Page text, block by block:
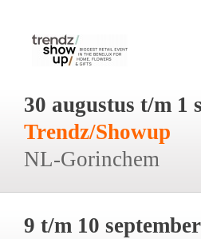
30 augustus t/m 1
Trendz/Showup
NL-Gorinchem
9 t/m 10 september